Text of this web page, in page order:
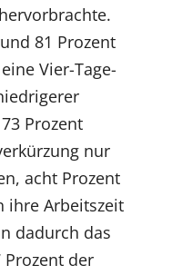
81 Prozent
Vier-Tage-
Prozent
nur
acht Prozent
ihre Arbeitszeit
dadurch das
der